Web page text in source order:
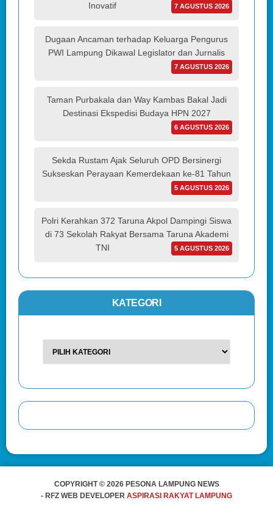
Inovatif
7 AGUSTUS 2026
Dugaan Ancaman terhadap Keluarga Pengurus
PWI Lampung Dikawal Legislator dan Jurnalis
7 AGUSTUS 2026
Taman Purbakala dan Way Kambas Bakal Jadi
Destinasi Ekspedisi Budaya HPN 2027
6 AGUSTUS 2026
Sekda Rustam Ajak Seluruh OPD Bersinergi
Sukseskan Perayaan Kemerdekaan ke-81 Tahun
5 AGUSTUS 2026
Polri Kerahkan 372 Taruna Akpol Dampingi Siswa
di 73 Sekolah Rakyat Bersama Taruna Akademi
TNI
5 AGUSTUS 2026
KATEGORI
COPYRIGHT © 2026 PESONA LAMPUNG NEWS
- RFZ WEB DEVELOPER ASPIRASI RAKYAT LAMPUNG